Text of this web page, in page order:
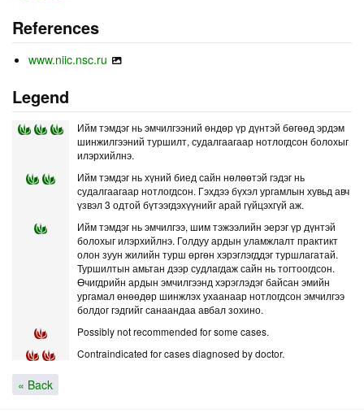
References
www.niic.nsc.ru
Legend
Ийм тэмдэг нь эмчилгээний өндөр үр дүнтэй бөгөөд эрдэм
шинжилгээний туршилт, судалгаагаар нотлогдсон болохыг
илэрхийлнэ.
Ийм тэмдэг нь хүний биед сайн нөлөөтэй гэдэг нь
судалгаагаар нотлогдсон. Гэхдээ бүхэл ургамлын хувьд авч
үзвэл 3 одтой бүтээгдэхүүнийг арай гүйцэхгүй аж.
Ийм тэмдэг нь эмчилгээ, шим тэжээлийн эерэг үр дүнтэй
болохыг илэрхийлнэ. Голдуу ардын уламжлалт практикт
олон зуун жилийн турш өргөн хэрэглэгддэг туршлагатай.
Туршилтын амьтан дээр судлагдаж сайн нь тогтоогдсон.
Өчигдрийн ардын эмчилгээнд хэрэглэдэг байсан эмийн
ургамал өнөөдөр шинжлэх ухаанаар нотлогдсон эмчилгээ
болдог гэдгийг санаандаа авбал зохино.
Possibly not recommended for some cases.
Contraindicated for cases diagnosed by doctor.
« Back